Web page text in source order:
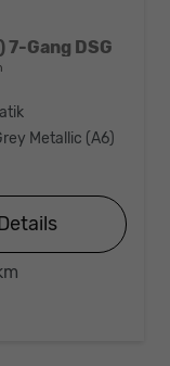
7-Gang DSG
Metallic (A6)